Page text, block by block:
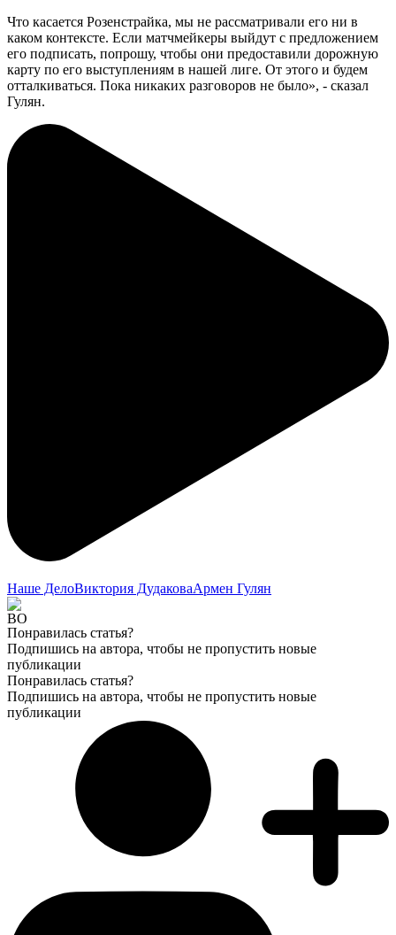
Что касается Розенстрайка, мы не рассматривали его ни в
каком контексте. Если матчмейкеры выйдут с предложением
его подписать, попрошу, чтобы они предоставили дорожную
карту по его выступлениям в нашей лиге. От этого и будем
отталкиваться. Пока никаких разговоров не было», - сказал
Гулян.
Наше ДелоВиктория ДудаковаАрмен Гулян
Понравилась статья?
Подпишись на автора, чтобы не пропустить новые
публикации
Понравилась статья?
Подпишись на автора, чтобы не пропустить новые
публикации